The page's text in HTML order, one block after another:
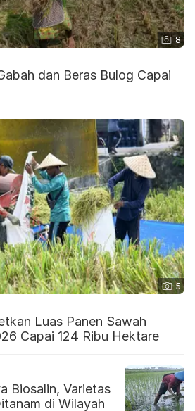
8
dan Beras Bulog Capai
5
Luas Panen Sawah
Capai 124 Ribu Hektare
Biosalin, Varietas
di Wilayah